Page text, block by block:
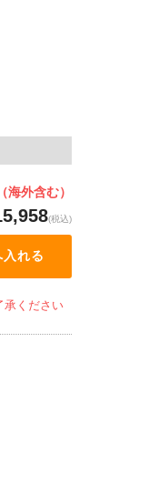
海外含む）
(税込)
承ください